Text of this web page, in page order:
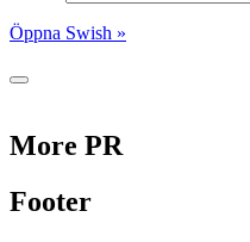
Öppna Swish »
More PR
Footer